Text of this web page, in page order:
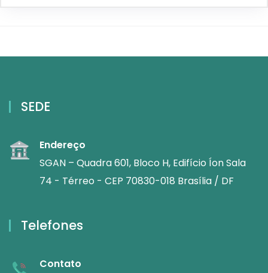
SEDE
Endereço
SGAN – Quadra 601, Bloco H, Edifício Íon Sala
74 - Térreo - CEP 70830-018 Brasília / DF
Telefones
Contato